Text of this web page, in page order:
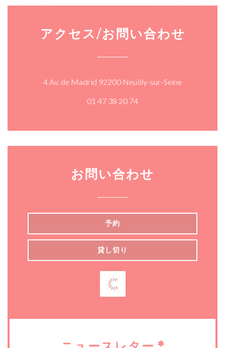
アクセス/お問い合わせ
4 Av. de Madrid 92200 Neuilly-sur-Seine((新しいウ
01 47 38 20 74
お問い合わせ
予約
貸し切り